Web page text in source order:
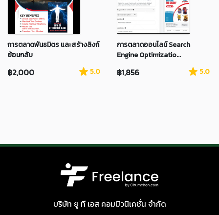
การตลาดพันธมิตร และสร้างลิงก์
ย้อนกลับ
฿2,000 5.0
การตลาดออนไลน์ Search
Engine Optimizatio...
฿1,856 5.0
บริษัท ยู ที เอส คอมมิวนิเคชั่น จำกัด